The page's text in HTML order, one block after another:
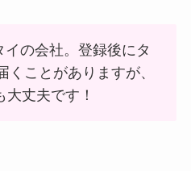
イの会社。登録後にタ
くことがありますが、
丈夫です！